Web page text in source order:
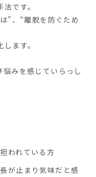
です。
”、“離脱を防ぐため
ます。
みを感じていらっし
われている方
が止まり気味だと感